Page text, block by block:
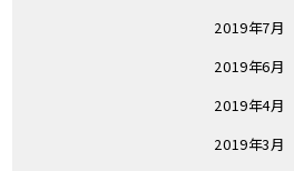
2019年7月
2019年6月
2019年4月
2019年3月